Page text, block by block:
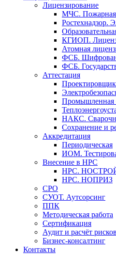
Лицензирование
МЧС. Пожарная
Ростехнадзор.
КГИОП.
Атомная
ФСБ.
ФСБ.
Аттестация
Промышленная
НАКС.
Сохранение и
Аккредитация
Периодическая
ИОМ.
Внесение в НРС
НРС.
НРС. НОПРИЗ
СРО
СУОТ. Аутсорсинг
ППК
Методическая работа
Сертификация
Аудит и расчёт рисков
Бизнес-консалтинг
Контакты